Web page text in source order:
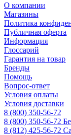
О компании
Магазины
Политика
Публичная оферта
Информация
Глоссарий
Гарантия на товар
Бренды
Помощь
Вопрос-ответ
Условия оплаты
Условия доставки
8 (800) 350-56-72
8 (800) 350-56-72
8 (812) 425-56-72